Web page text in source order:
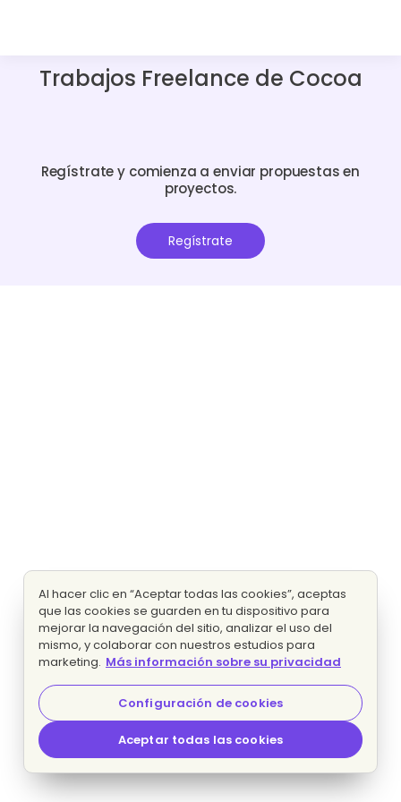
Trabajos Freelance de Cocoa
Regístrate y comienza a enviar propuestas en
proyectos.
Regístrate
Al hacer clic en “Aceptar todas las cookies”, aceptas
que las cookies se guarden en tu dispositivo para
mejorar la navegación del sitio, analizar el uso del
mismo, y colaborar con nuestros estudios para
marketing. Más información sobre su privacidad
Configuración de cookies
Aceptar todas las cookies